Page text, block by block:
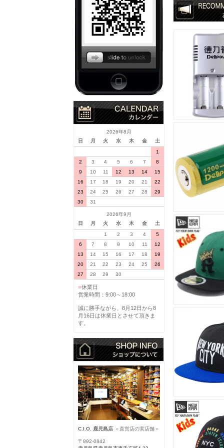
2026年8月
日
月 火 水 木 金
土
1
2
3 4 5 6 7
8
9
10 11 12 13 14
15
16
17 18 19 20 21
22
23
24 25 26 27 28
29
30
31
2026年9月
日
月 火 水 木 金
土
1
2 3 4
5
6
7 8 9 10 11
12
13
14 15 16 17 18
19
20
21 22 23 24 25
26
27
28 29 30
■休業日
営業時間：9:00～18:00
誠に勝手ながら、8月12日から8
月16日は休業日とさせて頂きま
す。
C.I.O. 鹿児島店 ＜直営店の実店舗＞
〒892-0842